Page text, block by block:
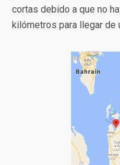
cortas debido a que no
kilómetros para llegar de